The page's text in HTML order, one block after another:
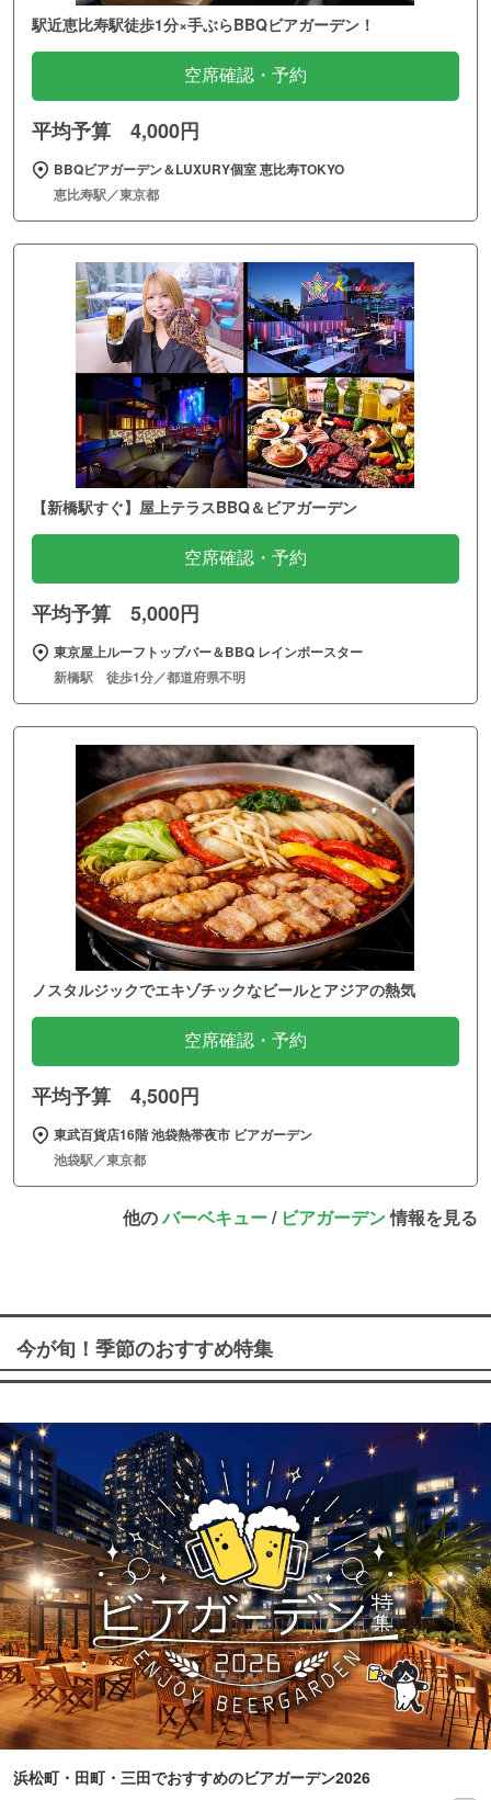
駅近恵比寿駅徒歩1分×手ぶらBBQビアガーデン！
空席確認・予約
平均予算 4,000円
BBQビアガーデン＆LUXURY個室 恵比寿TOKYO
恵比寿駅／東京都
【新橋駅すぐ】屋上テラスBBQ＆ビアガーデン
空席確認・予約
平均予算 5,000円
東京屋上ルーフトップバー＆BBQ レインボースター
新橋駅 徒歩1分／都道府県不明
ノスタルジックでエキゾチックなビールとアジアの熱気
空席確認・予約
平均予算 4,500円
東武百貨店16階 池袋熱帯夜市 ビアガーデン
池袋駅／東京都
他のバーベキュー/ ビアガーデン情報を見る
今が旬！季節のおすすめ特集
浜松町・田町・三田でおすすめのビアガーデン2026